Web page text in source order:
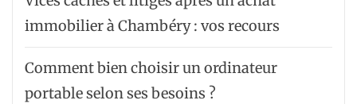
immobilier à Chambéry : vos recours
Comment bien choisir un ordinateur
portable selon ses besoins ?